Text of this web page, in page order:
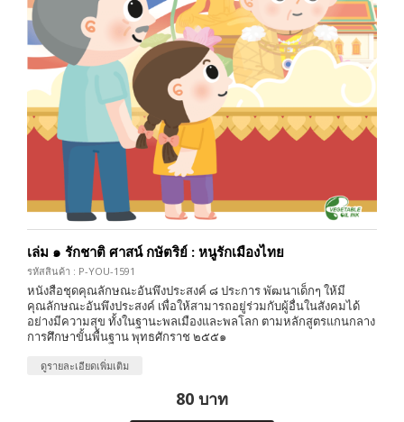
เล่ม ๑ รักชาติ ศาสน์ กษัตริย์ : หนูรักเมืองไทย
รหัสสินค้า : P-YOU-1591
หนังสือชุดคุณลักษณะอันพึงประสงค์ ๘ ประการ พัฒนาเด็กๆ ให้มี
คุณลักษณะอันพึงประสงค์ เพื่อให้สามารถอยู่ร่วมกับผู้อื่นในสังคมได้
อย่างมีความสุข ทั้งในฐานะพลเมืองและพลโลก ตามหลักสูตรแกนกลาง
การศึกษาขั้นพื้นฐาน พุทธศักราช ๒๕๕๑
ดูรายละเอียดเพิ่มเติม
80 บาท